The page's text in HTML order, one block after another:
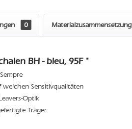
0 Materialzusammensetzung
BH - bleu, 95F "
weichen Sensitivqualitäten
Optik
Träger